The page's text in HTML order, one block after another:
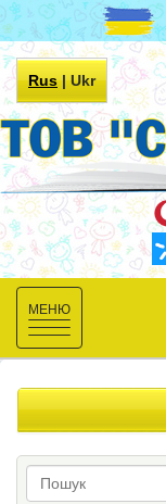
Rus|Ukr
Toggle
navigation